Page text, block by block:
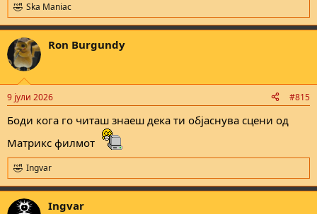
R
e
a
c
t
i
n
s
Ska Maniac
Ron Burgundy
9 јули 2026 #815
Боди кога го читаш знаеш дека ти објаснува сцени од
Матрикс филмот
R
e
a
c
Ingvar
Ingvar